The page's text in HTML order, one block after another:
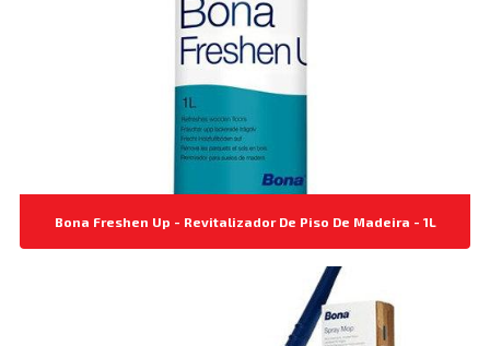
Bona Freshen Up - Revitalizador De Piso De Madeira - 1L